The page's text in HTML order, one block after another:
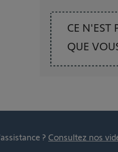
CE N'EST
QUE
? Consultez nos